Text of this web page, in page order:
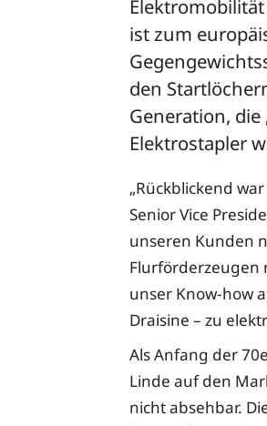
ist zum
den
Generation, die
Elektrostapler
„Rückblickend
Senior Vice
unseren Kunden
Flurförderzeugen
unser Know-how
Draisine – zu
Als Anfang der
Linde auf den
nicht absehbar.